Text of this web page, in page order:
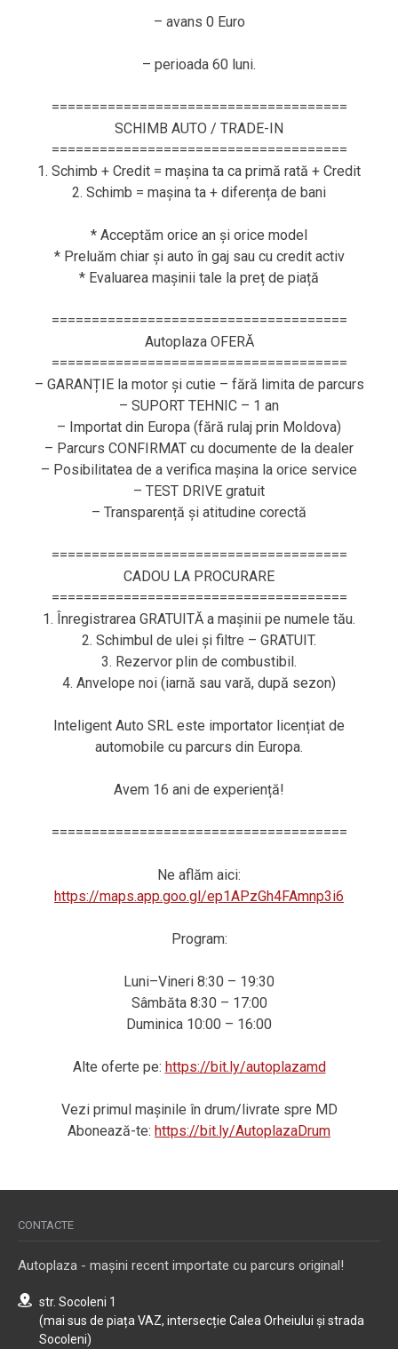
– avans 0 Euro
– perioada 60 luni.
=====================================
SCHIMB AUTO / TRADE-IN
=====================================
1. Schimb + Credit = mașina ta ca primă rată + Credit
2. Schimb = mașina ta + diferența de bani
* Acceptăm orice an și orice model
* Preluăm chiar și auto în gaj sau cu credit activ
* Evaluarea mașinii tale la preț de piață
=====================================
Autoplaza OFERĂ
=====================================
– GARANȚIE la motor și cutie – fără limita de parcurs
– SUPORT TEHNIC – 1 an
– Importat din Europa (fără rulaj prin Moldova)
– Parcurs CONFIRMAT cu documente de la dealer
– Posibilitatea de a verifica mașina la orice service
– TEST DRIVE gratuit
– Transparență și atitudine corectă
=====================================
CADOU LA PROCURARE
=====================================
1. Înregistrarea GRATUITĂ a mașinii pe numele tău.
2. Schimbul de ulei și filtre – GRATUIT.
3. Rezervor plin de combustibil.
4. Anvelope noi (iarnă sau vară, după sezon)
Inteligent Auto SRL este importator licențiat de
automobile cu parcurs din Europa.
Avem 16 ani de experiență!
=====================================
Ne aflăm aici:
https://maps.app.goo.gl/ep1APzGh4FAmnp3i6
Program:
Luni–Vineri 8:30 – 19:30
Sâmbăta 8:30 – 17:00
Duminica 10:00 – 16:00
Alte oferte pe: https://bit.ly/autoplazamd
Vezi primul mașinile în drum/livrate spre MD
Abonează-te: https://bit.ly/AutoplazaDrum
CONTACTE
Autoplaza - mașini recent importate cu parcurs original!
str. Socoleni 1
(mai sus de piața VAZ, intersecție Calea Orheiului și strada
Socoleni)